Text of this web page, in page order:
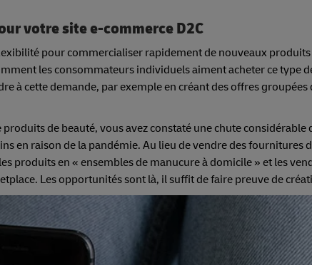
votre site e-commerce D2C
pour commercialiser rapidement de nouveaux
les consommateurs individuels aiment acheter ce type
à cette demande, par exemple en créant des offres groupées
de beauté, vous avez constaté une chute considérable
en raison de la pandémie. Au lieu de vendre des fournitures
produits en « ensembles de manucure à domicile » et les
Les opportunités sont là, il suffit de faire preuve de